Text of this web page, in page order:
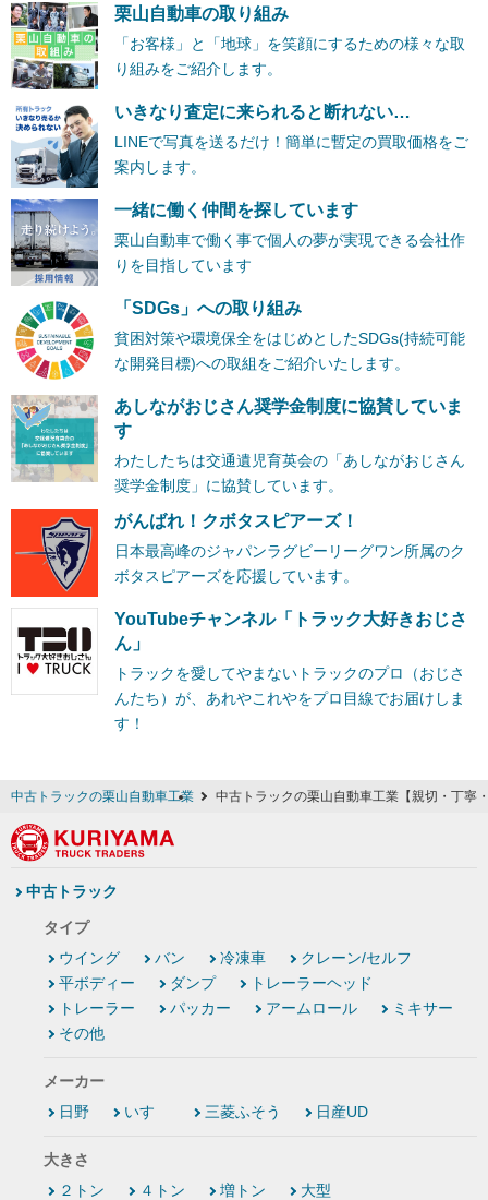
栗山自動車の取り組み
「お客様」と「地球」を笑顔にするための様々な取
り組みをご紹介します。
いきなり査定に来られると断れない…
LINEで写真を送るだけ！簡単に暫定の買取価格をご
案内します。
一緒に働く仲間を探しています
栗山自動車で働く事で個人の夢が実現できる会社作
りを目指しています
「SDGs」への取り組み
貧困対策や環境保全をはじめとしたSDGs(持続可能
な開発目標)への取組をご紹介いたします。
あしながおじさん奨学金制度に協賛していま
す
わたしたちは交通遺児育英会の「あしながおじさん
奨学金制度」に協賛しています。
がんばれ！クボタスピアーズ！
日本最高峰のジャパンラグビーリーグワン所属のク
ボタスピアーズを応援しています。
YouTubeチャンネル「トラック大好きおじさ
ん」
トラックを愛してやまないトラックのプロ（おじさ
んたち）が、あれやこれやをプロ目線でお届けしま
す！
中古トラックの栗山自動車工業 中古トラックの栗山自動車工業【親切・丁寧
中古トラック
タイプ
ウイング
バン 冷凍車
クレーン/セルフ
平ボディー
ダンプ
トレーラーヘッド
トレーラー
パッカー アームロール
ミキサー
その他
メーカー
日野
いすゞ 三菱ふそう 日産UD
大きさ
２トン
４トン 増トン 大型